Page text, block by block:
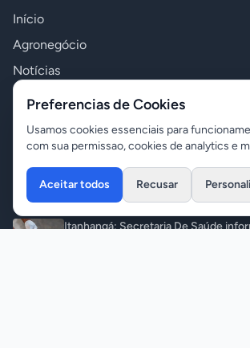
Início
Agronegócio
Notícias
Polícia
Variedades
Últimas Notícias
Itanhangá: Secretaria De Saúde
Preferencias de Cookies
Usamos cookies essenciais para
com sua permissao, cookies de analytics e
Aceitar todos Recusar